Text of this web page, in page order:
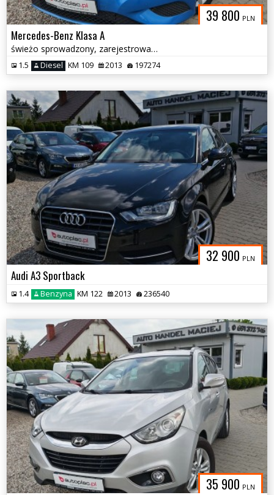
39 800 PLN
Mercedes-Benz Klasa A
świeżo sprowadzony, zarejestrowany
1.5 Diesel KM 109 2013 197274
32 900 PLN
Audi A3 Sportback
1.4 Benzyna KM 122 2013 236540
35 900 PLN